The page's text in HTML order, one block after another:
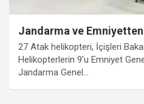
Jandarma ve
27 Atak helikopteri, İçişleri
Helikopterlerin 9’u Emniyet
Jandarma Genel…